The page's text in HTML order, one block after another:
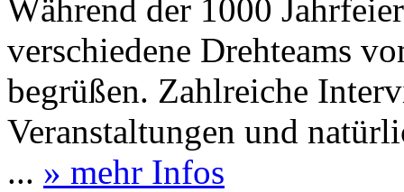
Während der 1000
verschiedene Drehteams
begrüßen. Zahlreiche
Veranstaltungen und
... » mehr Infos